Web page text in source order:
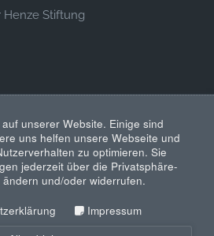
Henze Stiftung
unserer Website. Einige sind
uns helfen unsere Webseite und
zu optimieren. Sie
jederzeit über die Privatsphäre-
und/oder widerrufen.
Impressum